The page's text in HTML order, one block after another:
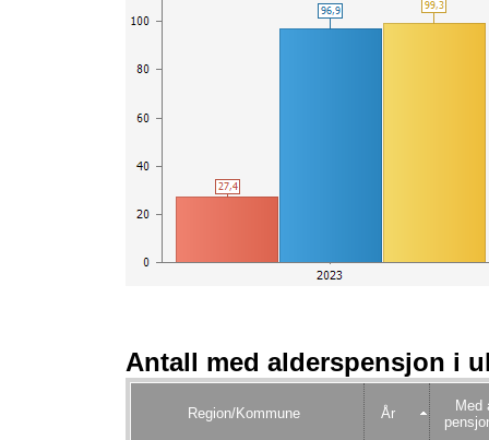
Antall med alderspensjon i
Region/Kommune År
Med